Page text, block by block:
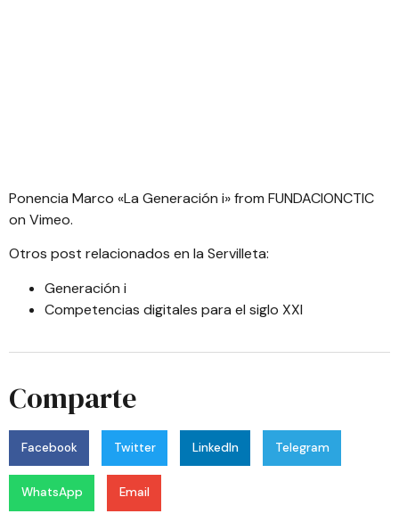
Ponencia Marco «La Generación i»from FUNDACIONCTIC
on Vimeo.
Otros post relacionados en la Servilleta:
Generación i
Competencias digitales para el siglo XXI
Comparte
Facebook Twitter LinkedIn Telegram
WhatsApp Email